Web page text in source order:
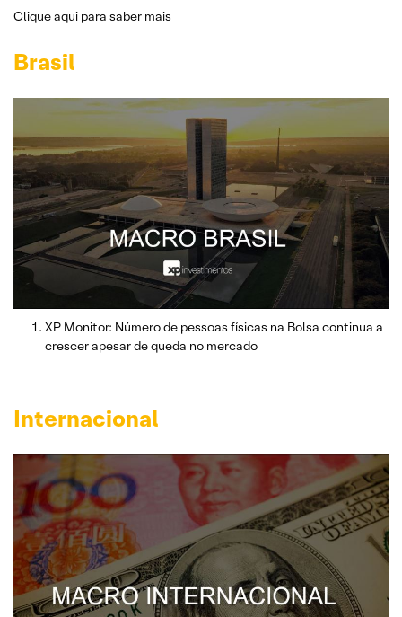
Clique aqui para saber mais
Brasil
XP Monitor: Número de pessoas físicas na Bolsa continua a
crescer apesar de queda no mercado
Internacional